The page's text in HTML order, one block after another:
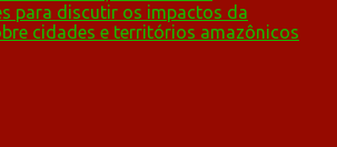
para discutir os impactos da
cidades e territórios amazônicos